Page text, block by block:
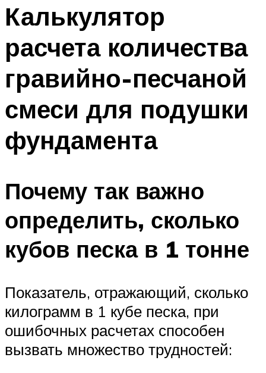
Калькулятор
расчета количества
гравийно-песчаной
смеси для подушки
фундамента
Почему так важно
определить, сколько
кубов песка в 1 тонне
Показатель, отражающий, сколько
килограмм в 1 кубе песка, при
ошибочных расчетах способен
вызвать множество трудностей: